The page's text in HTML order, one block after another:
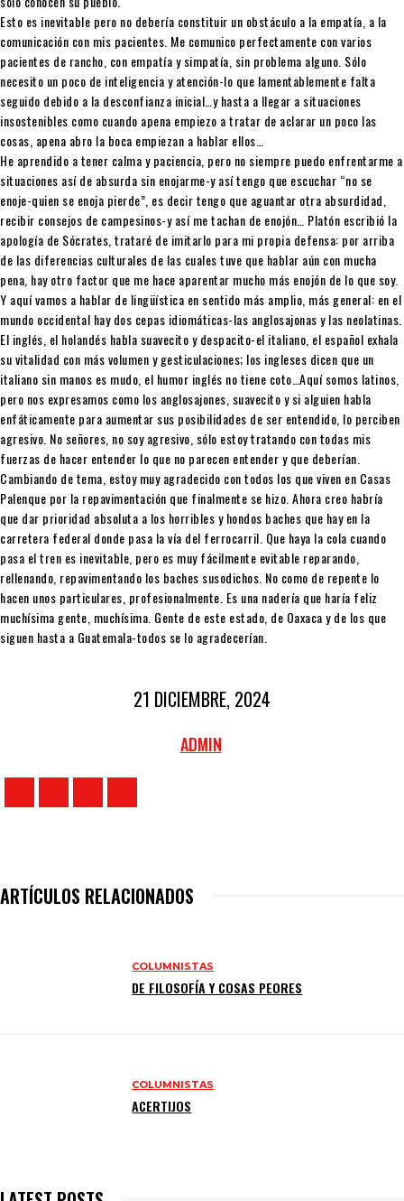
Esto es inevitable pero no debería constituir un obstáculo a la empatía, a la
comunicación con mis pacientes. Me comunico perfectamente con varios
pacientes de rancho, con empatía y simpatía, sin problema alguno. Sólo
necesito un poco de inteligencia y atención-lo que lamentablemente falta
seguido debido a la desconfianza inicial…y hasta a llegar a situaciones
insostenibles como cuando apena empiezo a tratar de aclarar un poco las
cosas, apena abro la boca empiezan a hablar ellos…
He aprendido a tener calma y paciencia, pero no siempre puedo enfrentarme a
situaciones así de absurda sin enojarme-y así tengo que escuchar “no se
enoje-quien se enoja pierde”, es decir tengo que aguantar otra absurdidad,
recibir consejos de campesinos-y así me tachan de enojón… Platón escribió la
apología de Sócrates, trataré de imitarlo para mi propia defensa: por arriba
de las diferencias culturales de las cuales tuve que hablar aún con mucha
pena, hay otro factor que me hace aparentar mucho más enojón de lo que soy.
Y aquí vamos a hablar de lingüística en sentido más amplio, más general: en el
mundo occidental hay dos cepas idiomáticas-las anglosajonas y las neolatinas.
El inglés, el holandés habla suavecito y despacito-el italiano, el español exhala
su vitalidad con más volumen y gesticulaciones; los ingleses dicen que un
italiano sin manos es mudo, el humor inglés no tiene coto…Aquí somos latinos,
pero nos expresamos como los anglosajones, suavecito y si alguien habla
enfáticamente para aumentar sus posibilidades de ser entendido, lo perciben
agresivo. No señores, no soy agresivo, sólo estoy tratando con todas mis
fuerzas de hacer entender lo que no parecen entender y que deberían.
Cambiando de tema, estoy muy agradecido con todos los que viven en Casas
Palenque por la repavimentación que finalmente se hizo. Ahora creo habría
que dar prioridad absoluta a los horribles y hondos baches que hay en la
carretera federal donde pasa la vía del ferrocarril. Que haya la cola cuando
pasa el tren es inevitable, pero es muy fácilmente evitable reparando,
rellenando, repavimentando los baches susodichos. No como de repente lo
hacen unos particulares, profesionalmente. Es una nadería que haría feliz
muchísima gente, muchísima. Gente de este estado, de Oaxaca y de los que
siguen hasta a Guatemala-todos se lo agradecerían.
21 DICIEMBRE, 2024
ADMIN
ARTÍCULOS RELACIONADOS
COLUMNISTAS
DE FILOSOFÍA Y COSAS PEORES
COLUMNISTAS
ACERTIJOS